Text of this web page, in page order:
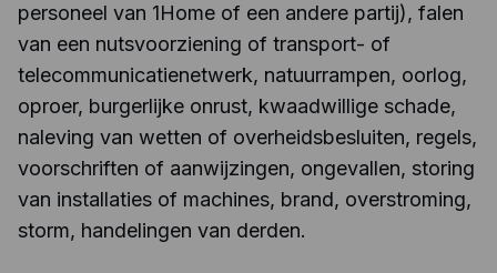
personeel van 1Home of een andere partij), falen
van een nutsvoorziening of transport- of
telecommunicatienetwerk, natuurrampen, oorlog,
oproer, burgerlijke onrust, kwaadwillige schade,
naleving van wetten of overheidsbesluiten, regels,
voorschriften of aanwijzingen, ongevallen, storing
van installaties of machines, brand, overstroming,
storm, handelingen van derden.